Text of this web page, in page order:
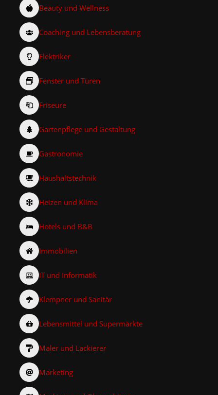
Beauty und Wellness
Coaching und Lebensberatung
Elektriker
Fenster und Türen
Friseure
Gartenpflege und Gestaltung
Gastronomie
Haushaltstechnik
Heizen und Klima
Hotels und B&B
Immobilien
IT und Informatik
Klempner und Sanitär
Lebensmittel und Supermärkte
Maler und Lackierer
Marketing